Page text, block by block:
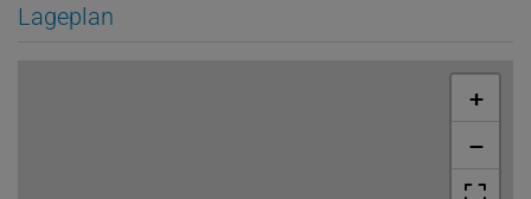
Lageplan
+
−